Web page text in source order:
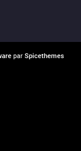
par Spicethemes